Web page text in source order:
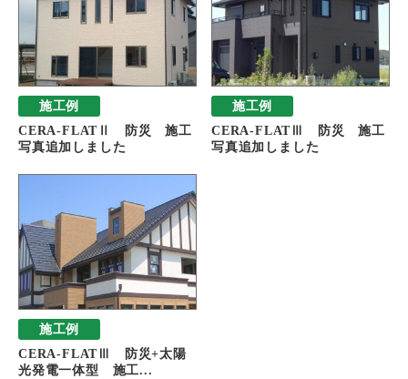
施工例
CERA-FLATⅡ 防災 施工
写真追加しました
施工例
CERA-FLATⅢ 防災 施工
写真追加しました
施工例
CERA-FLATⅢ 防災+太陽
光発電一体型 施工...